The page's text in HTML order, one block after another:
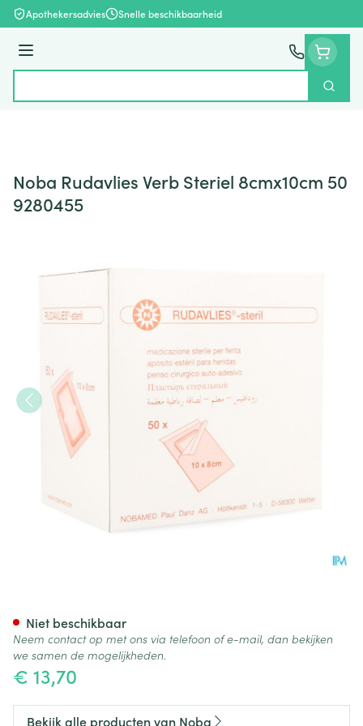
Ga naar de inhoud
Apothekersadvies Snelle beschikbaarheid
Menu
Zoek
Noba Rudavlies Verb Steriel 8cmx10cm 50
9280455
€ 13,70
Niet beschikbaar
Neem contact op met ons via telefoon of e-mail, dan bekijken
we samen de mogelijkheden.
Bekijk alle producten van Noba